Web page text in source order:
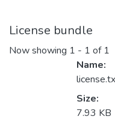
License bundle
Now showing 1 - 1 of 1
Name:
Size:
7.93 KB